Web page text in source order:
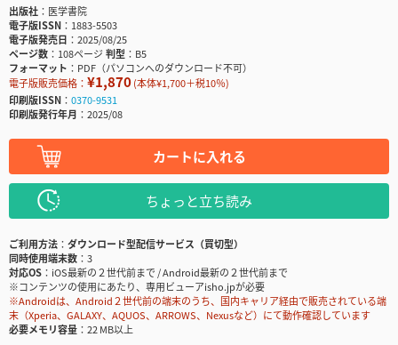
出版社
医学書院
電子版ISSN
1883-5503
電子版発売日
2025/08/25
ページ数
108ページ判型
B5
フォーマット
PDF（パソコンへのダウンロード不可）
電子版販売価格： ¥1,870(本体¥1,700＋税10％)
印刷版ISSN
0370-9531
印刷版発行年月
2025/08
カートに入れる
ちょっと立ち読み
ご利用方法
ダウンロード型配信サービス（買切型）
同時使用端末数
3
対応OS
iOS最新の２世代前まで / Android最新の２世代前まで
※コンテンツの使用にあたり、専用ビューアisho.jpが必要
※Androidは、Android２世代前の端末のうち、国内キャリア経由で販売されている端
末（Xperia、GALAXY、AQUOS、ARROWS、Nexusなど）にて動作確認しています
必要メモリ容量
22 MB以上